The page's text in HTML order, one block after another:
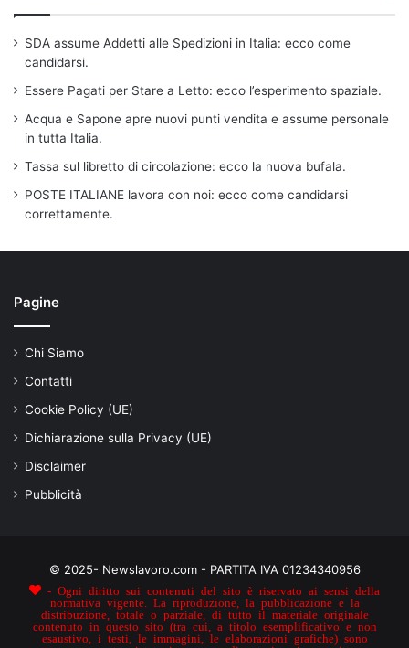
SDA assume Addetti alle Spedizioni in Italia: ecco come
candidarsi.
Essere Pagati per Stare a Letto: ecco l’esperimento spaziale.
Acqua e Sapone apre nuovi punti vendita e assume personale
in tutta Italia.
Tassa sul libretto di circolazione: ecco la nuova bufala.
POSTE ITALIANE lavora con noi: ecco come candidarsi
correttamente.
Pagine
Chi Siamo
Contatti
Cookie Policy (UE)
Dichiarazione sulla Privacy (UE)
Disclaimer
Pubblicità
© 2025- Newslavoro.com - PARTITA IVA 01234340956
- Ogni diritto sui contenuti del sito è riservato ai sensi della
normativa vigente. La riproduzione, la pubblicazione e la
distribuzione, totale o parziale, di tutto il materiale originale
contenuto in questo sito (tra cui, a titolo esemplificativo e non
esaustivo, i testi, le immagini, le elaborazioni grafiche) sono